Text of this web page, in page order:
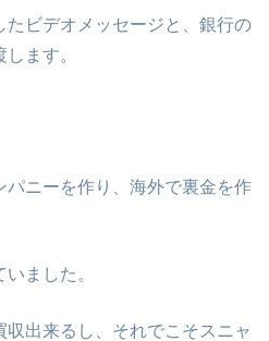
たビデオメッセージと、銀行の
ます。
ニーを作り、海外で裏金を作
ました。
収出来るし、それでこそスニャ